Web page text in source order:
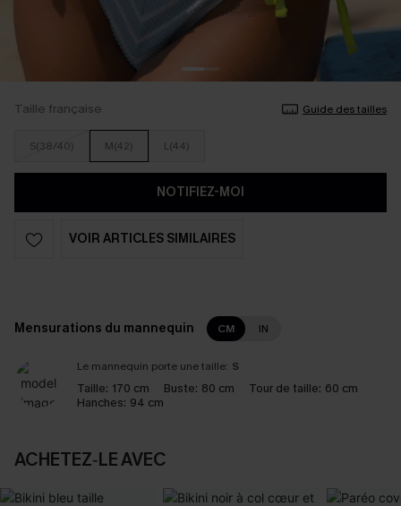
Taille française Guide des tailles
S(38/40) M(42) L(44)
NOTIFIEZ-MOI
VOIR ARTICLES SIMILAIRES
Mensurations du mannequin CM IN
Le mannequin porte une taille: S
Taille: 170 cm Buste: 80 cm Tour de taille: 60 cm
Hanches: 94 cm
ACHETEZ‑LE AVEC